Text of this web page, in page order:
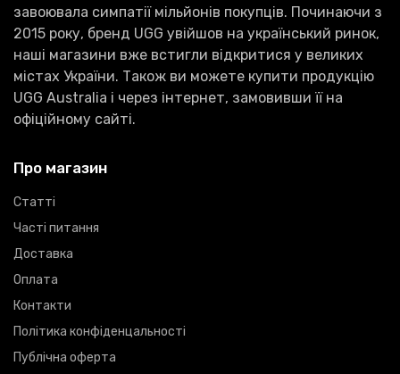
завоювала симпатії мільйонів покупців. Починаючи з
2015 року, бренд UGG увійшов на український ринок,
наші магазини вже встигли відкритися у великих
містах України. Також ви можете купити продукцію
UGG Australia і через інтернет, замовивши її на
офіційному сайті.
Про магазин
Статті
Часті питання
Доставка
Оплата
Контакти
Політика конфіденцальності
Публічна оферта